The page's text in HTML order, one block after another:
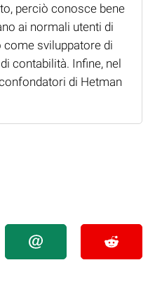
perciò conosce bene
ai normali utenti di
come sviluppatore di
contabilità. Infine, nel
di Hetman